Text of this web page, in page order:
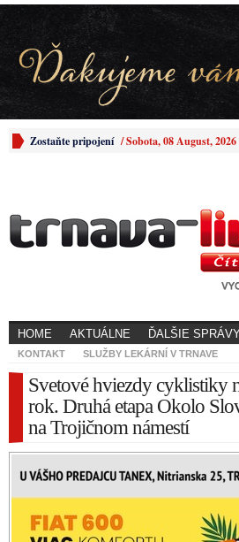
Zostaňte pripojení /Sobota, 08 August, 2026
HOME AKTUÁLNE ĎALŠIE
KONTAKT SLUŽBY LEKÁRNÍ V TRNAVE
Svetové hviezdy cyklistiky
rok. Druhá etapa Okolo
na Trojičnom námestí